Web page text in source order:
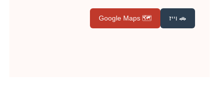
🚗 וייז 🗺️ Google Maps